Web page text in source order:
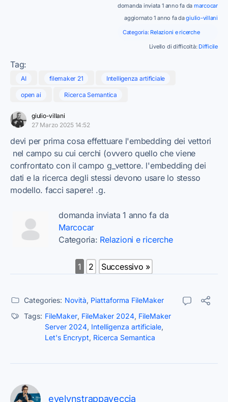
domanda inviata 1 anno fa da marcocar
aggiornato 1 anno fa dagiulio-villani
Categoria: Relazioni e ricerche
Livello di difficoltà: Difficile
Tag:
AI filemaker 21 Intelligenza artificiale
open ai Ricerca Semantica
giulio-villani
27 Marzo 2025 14:52
devi per prima cosa effettuare l'embedding dei vettori
nel campo su cui cerchi (ovvero quello che viene
confrontato con il campo g_vettore. l'embedding dei
dati e la ricerca degli stessi devono usare lo stesso
modello. facci sapere! .g.
domanda inviata 1 anno fa da
Marcocar
Categoria: Relazioni e ricerche
1 2 Successivo »
Categories: Novità, Piattaforma FileMaker
Tags: FileMaker, FileMaker 2024, FileMaker
Server 2024, Intelligenza artificiale,
Let's Encrypt, Ricerca Semantica
evelynstrappaveccia